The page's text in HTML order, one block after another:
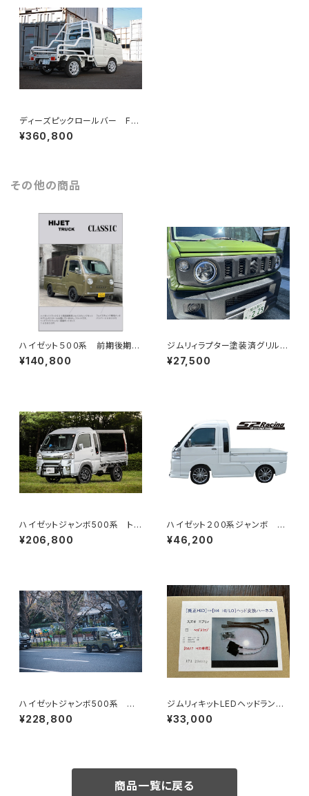
ディーズピックロールバー FO
R スーパーキャリー・ハイゼッ
トジャンボ
¥360,800
その他の商品
ハイゼット５００系 前期後期
ハイゼットトラッククラシック（ヘ
ッドライト・ウィンカー付属）
¥140,800
ジムリィラプター塗装済グリルD
A17・DA64・JB64などに
¥27,500
ハイゼットジャンボ500系 トゥ
クトゥクルーフ穴あけ加工なし
¥206,800
ハイゼット２００系ジャンボ エ
アロサイド左右セット
¥46,200
ハイゼットジャンボ500系 ハ
イルーフ仕様 トゥクトゥクルー
フ穴あけ加工なし
¥228,800
ジムリィキットLEDヘッドランプ
変換ハーネスキット
¥33,000
商品一覧に戻る